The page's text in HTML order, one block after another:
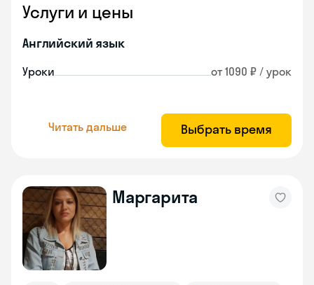
Услуги и цены
Английский язык
Уроки от 1090 ₽ / урок
Читать дальше Выбрать время
Маргарита